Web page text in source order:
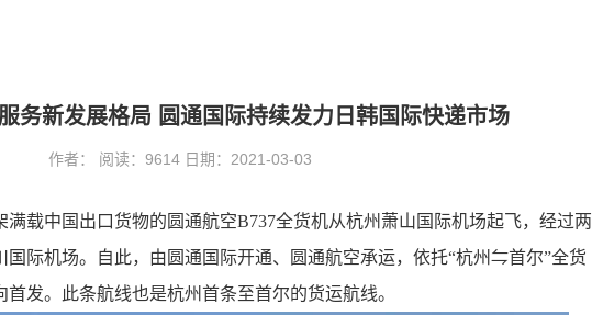
务新发展格局 圆通国际持续发力日韩国际快递市场
作者： 阅读：9614 日期：2021-03-03
满载中国出口货物的圆通航空B737全货机从杭州萧山国际机场起飞，经过两
国际机场。自此，由圆通国际开通、圆通航空承运，依托“杭州⇋首尔”全货
发。此条航线也是杭州首条至首尔的货运航线。